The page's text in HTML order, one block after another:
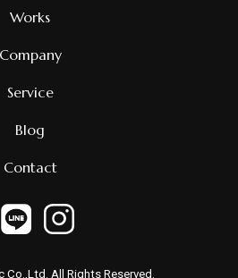
Works
Company
Service
Blog
Contact
Co.,Ltd. All Rights Reserved.